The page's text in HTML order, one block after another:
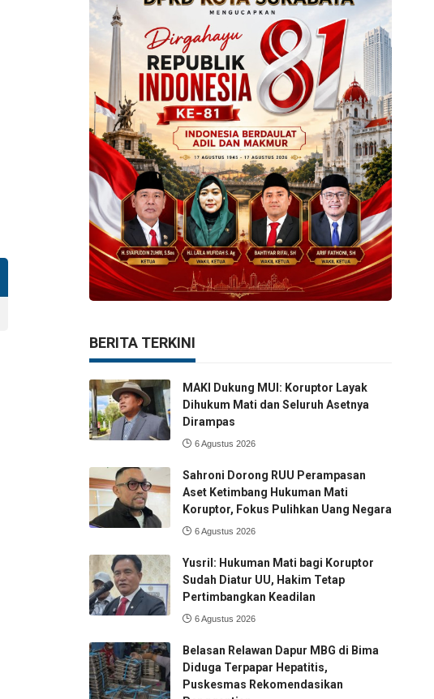
BERITA TERKINI
MAKI Dukung MUI: Koruptor Layak
Dihukum Mati dan Seluruh Asetnya
Dirampas
6 Agustus 2026
Sahroni Dorong RUU Perampasan
Aset Ketimbang Hukuman Mati
Koruptor, Fokus Pulihkan Uang Negara
6 Agustus 2026
Yusril: Hukuman Mati bagi Koruptor
Sudah Diatur UU, Hakim Tetap
Pertimbangkan Keadilan
6 Agustus 2026
Belasan Relawan Dapur MBG di Bima
Diduga Terpapar Hepatitis,
Puskesmas Rekomendasikan